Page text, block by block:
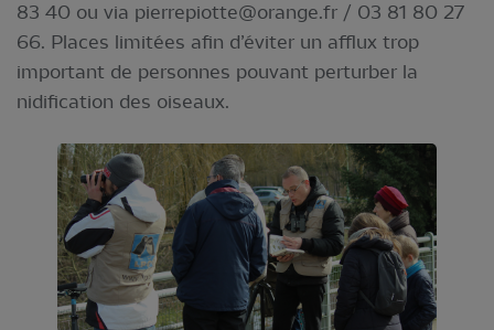
83 40 ou via pierrepiotte@orange.fr / 03 81 80 27
66. Places limitées afin d’éviter un afflux trop
important de personnes pouvant perturber la
nidification des oiseaux.